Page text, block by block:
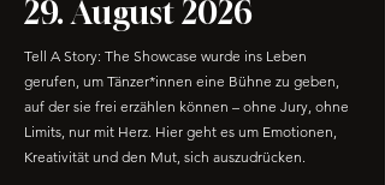
29. August 2026
Tell A Story: The Showcase wurde ins Leben
gerufen, um Tänzer*innen eine Bühne zu geben,
auf der sie frei erzählen können – ohne Jury, ohne
Limits, nur mit Herz. Hier geht es um Emotionen,
Kreativität und den Mut, sich auszudrücken.